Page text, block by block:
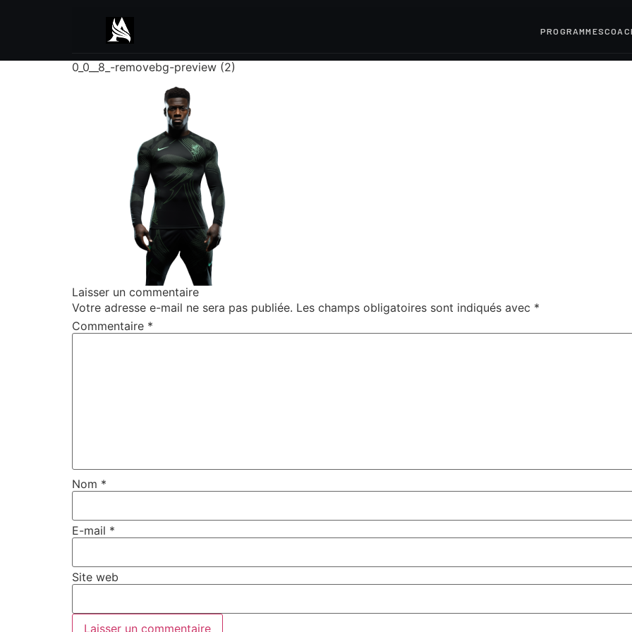
PROGRAMMES
0_0__8_-removebg-preview (2)
Laisser un commentaire
Votre adresse e-mail ne sera pas publiée. Les champs obligatoires sont indiqués avec *
Commentaire *
Nom *
E-mail *
Site web